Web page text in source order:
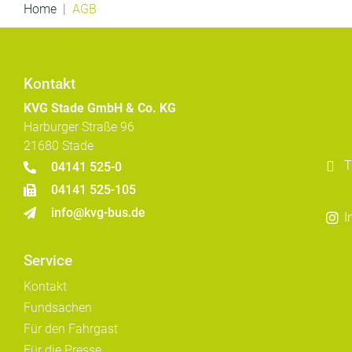
Home AGB
Kontakt
KVG Stade GmbH & Co. KG
Harburger Straße 96
21680 Stade
04141 525-0
04141 525-105
info@kvg-bus.de
Service
Kontakt
Fundsachen
Für den Fahrgast